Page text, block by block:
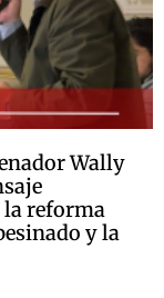
Wally
la reforma
y la